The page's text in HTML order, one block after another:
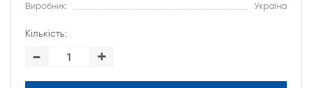
Виробник: Україна
Кількість:
- +